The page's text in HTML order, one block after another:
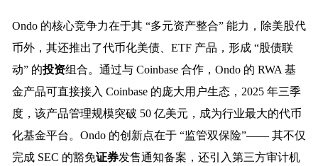
Ondo 的核心竞争力在于其 “多元资产整合” 能力，除美股代
币外，其还推出了代币化美债、ETF 产品，形成 “股债联
动” 的投资组合。通过与 Coinbase 合作，Ondo 的 RWA 基
金产品可直接接入 Coinbase 的庞大用户生态，2025 年三季
度，该产品管理规模突破 50 亿美元，成为行业最大的代币
化基金平台。Ondo 的创新点在于 “监管双保险”—— 其不仅
完成 SEC 的豁免证券发售通知备案，还引入第三方审计机